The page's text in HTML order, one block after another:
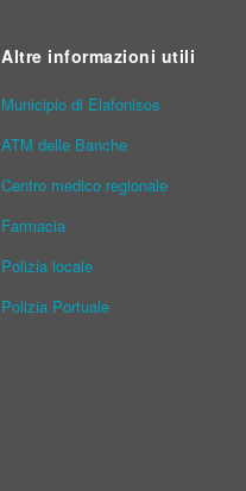
Altre informazioni utili
Municipio di Elafonisos
ATM delle Banche
Centro medico regionale
Farmacia
Polizia locale
Polizia Portuale